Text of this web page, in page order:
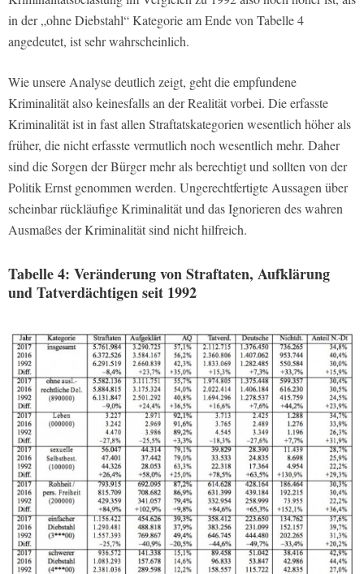
in der „ohne Diebstahl“ Kategorie am Ende von Tabelle 4
angedeutet, ist sehr wahrscheinlich.
Wie unsere Analyse deutlich zeigt, geht die empfundene
Kriminalität also keinesfalls an der Realität vorbei. Die erfasste
Kriminalität ist in fast allen Straftatskategorien wesentlich höher als
früher, die nicht erfasste vermutlich noch wesentlich mehr. Daher
sind die Sorgen der Bürger mehr als berechtigt und sollten von der
Politik Ernst genommen werden. Ungerechtfertigte Aussagen über
scheinbar rückläufige Kriminalität und das Ignorieren des wahren
Ausmaßes der Kriminalität sind nicht hilfreich.
Tabelle 4: Veränderung von Straftaten, Aufklärung
und Tatverdächtigen seit 1992